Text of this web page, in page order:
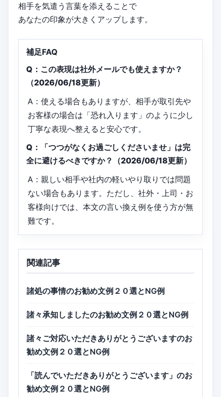
相手を気遣う言葉を添えることで
あなたの印象が大きくアップします。
補足FAQ
Q：この表現は社外メールでも使えますか？
（2026/06/18更新）
A：使える場合もありますが、相手が取引先や
お客様の場合は「恐れ入ります」のように少し
丁寧な表現へ整えると安心です。
Q：「つつがなくお過ごしくださいませ」は完
全に避けるべきですか？（2026/06/18更新）
A：親しい相手や社内の軽いやり取りでは問題
ない場合もあります。ただし、社外・上司・お
客様向けでは、本文の言い換え例を使う方が無
難です。
関連記事
諸処の事情のお勧め文例２０選とNG例
諸々承知しましたのお勧め文例２０選とNG例
諸々ご対応いただきありがとうございますのお
勧め文例２０選とNG例
「読んでいただきありがとうございます」のお
勧め文例２０選とNG例